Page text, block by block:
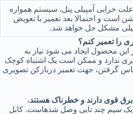
خرابی آمپیلی پنل، سیستم همواره
است و احتمالا بعد تعمیر یا تعویض
مشکل حل خواهد شد.
را تعمیر کنم؟
این محصول ایجاد می شود نیاز به
ندارد و ممکن است یک اشتباه کوچک
گرفتن، جهت تعمیر دربازکن تصویری
قوی دارند و خطرناک هستند.
یک سیم چند تایی وصل شدهاست. کابل